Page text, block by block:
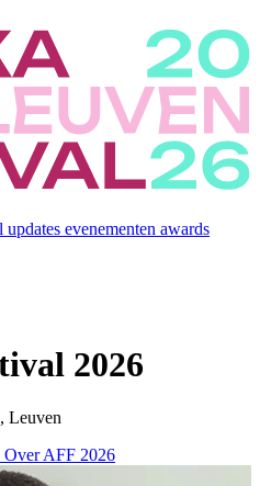
updates evenementen awards
2026
Leuven
Over AFF 2026